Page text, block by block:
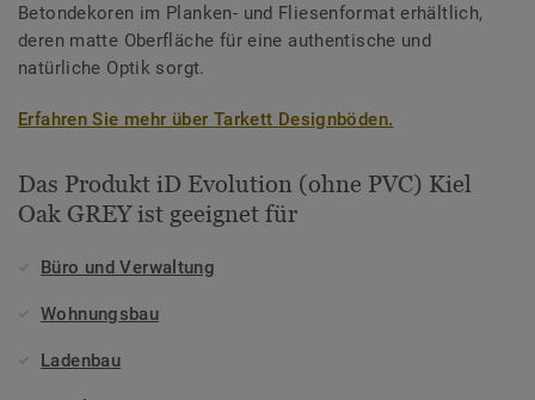
Betondekoren im Planken- und Fliesenformat erhältlich,
deren matte Oberfläche für eine authentische und
natürliche Optik sorgt.
Erfahren Sie mehr über Tarkett Designböden.
Das Produkt iD Evolution (ohne PVC) Kiel
Oak GREY ist geeignet für
Büro und Verwaltung
Wohnungsbau
Ladenbau